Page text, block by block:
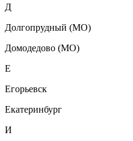
Д
Долгопрудный (МО)
Домодедово (МО)
Е
Егорьевск
Екатеринбург
И